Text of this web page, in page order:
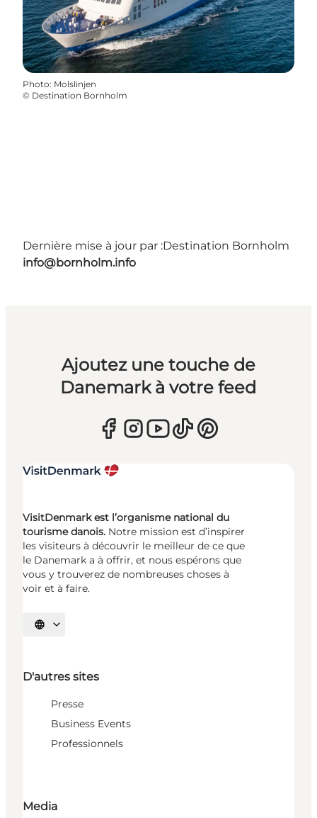
Photo: Molslinjen
© Destination Bornholm
Dernière mise à jour par :Destination Bornholm
info@bornholm.info
Ajoutez une touche de
Danemark à votre feed
VisitDenmark est l’organisme national du
tourisme danois. Notre mission est d’inspirer
les visiteurs à découvrir le meilleur de ce que
le Danemark a à offrir, et nous espérons que
vous y trouverez de nombreuses choses à
voir et à faire.
Choisissez la langue
D'autres sites
Presse
Business Events
Professionnels
Media